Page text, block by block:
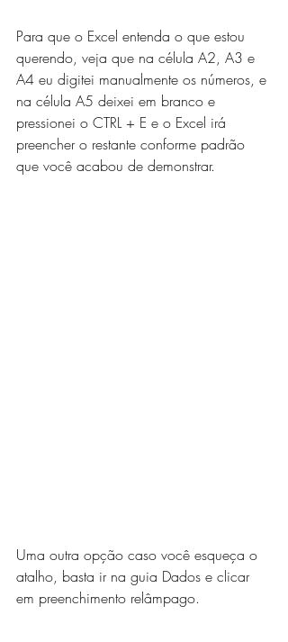
Para que o Excel entenda o que estou
querendo, veja que na célula A2, A3 e
A4 eu digitei manualmente os números, e
na célula A5 deixei em branco e
pressionei o CTRL + E e o Excel irá
preencher o restante conforme padrão
que você acabou de demonstrar.
Uma outra opção caso você esqueça o
atalho, basta ir na guia Dados e clicar
em preenchimento relâmpago.